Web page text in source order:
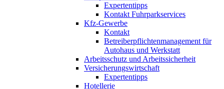
Expertentipps
Kontakt Fuhrparkservices
Kfz-Gewerbe
Kontakt
Betreiberpflichtenmanagement für
Autohaus und Werkstatt
Arbeitsschutz und Arbeitssicherheit
Versicherungswirtschaft
Expertentipps
Hotellerie